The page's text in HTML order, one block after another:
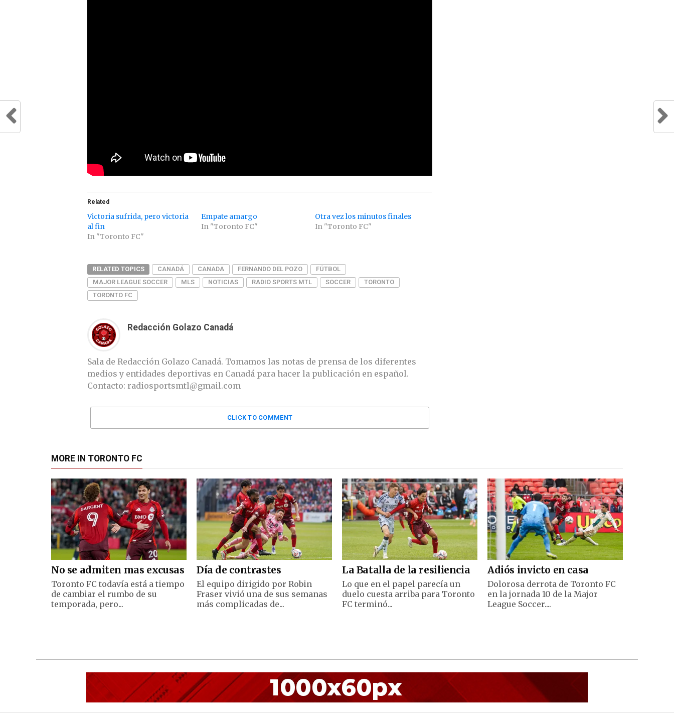
Related
Victoria sufrida, pero victoria
al fin
In "Toronto FC"
Empate amargo
In "Toronto FC"
Otra vez los minutos finales
In "Toronto FC"
RELATED TOPICS CANADÁ CANADA FERNANDO DEL POZO
FÚTBOL
MAJOR LEAGUE SOCCER
MLS NOTICIAS RADIO SPORTS MTL SOCCER
TORONTO
TORONTO FC
Redacción Golazo Canadá
Sala de Redacción Golazo Canadá. Tomamos las notas de prensa de los diferentes
medios y entidades deportivas en Canadá para hacer la publicación en español.
Contacto: radiosportsmtl@gmail.com
CLICK TO COMMENT
MORE IN TORONTO FC
No se admiten mas excusas
Toronto FC todavía está a tiempo
de cambiar el rumbo de su
temporada, pero...
Día de contrastes
El equipo dirigido por Robin
Fraser vivió una de sus semanas
más complicadas de...
La Batalla de la resiliencia
Lo que en el papel parecía un
duelo cuesta arriba para Toronto
FC terminó...
Adiós invicto en casa
Dolorosa derrota de Toronto FC
en la jornada 10 de la Major
League Soccer....